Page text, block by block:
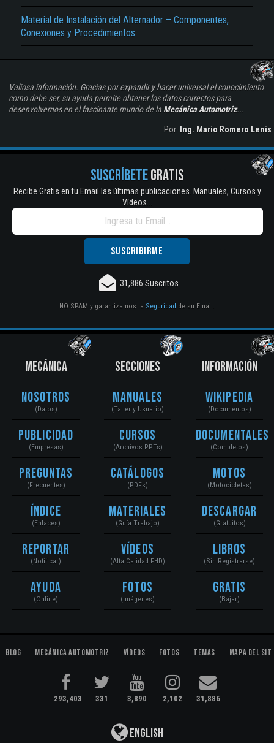
Material de Instalación del Alternador – Componentes,
Conexiones y Procedimientos
Valiosa información. Gracias por expandir y hacer universal el conocimiento
como debe ser, su ayuda permite obtener los datos correctos para
desenvolvernos en el fascinante mundo de la Mecánica Automotriz...
Por: Ing. Mario Romero Lenis
SUSCRÍBETEGRATIS
Recibe Gratis en tu Email las últimas publicaciones. Manuales, Cursos y
Vídeos...
31,886 Suscritos
NO SPAM y garantizamos la Seguridad de su Email.
MECÁNICA
Nosotros
(Datos)
Publicidad
(Empresas)
Preguntas
(Frecuentes)
Índice
(Enlaces)
Reportar
(Notificar)
Ayuda
(Online)
SECCIONES
Manuales
(Taller y Usuario)
Cursos
(Archivos PPTs)
Catálogos
(PDFs)
Materiales
(Guía Trabajo)
Vídeos
(Alta Calidad FHD)
Fotos
(Imágenes)
INFORMACIÓN
Wikipedia
(Documentos)
Documentales
(Completos)
Motos
(Motocicletas)
Descargar
(Gratuitos)
Libros
(Sin Registrarse)
Gratis
(Bajar)
Blog Mecánica Automotriz Vídeos Fotos Temas Mapa del
293,403 331 3,890 2,102 31,886
English